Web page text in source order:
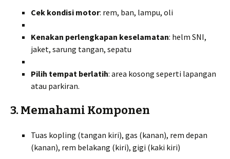
Cek kondisi motor: rem, ban, lampu, oli
Kenakan perlengkapan keselamatan: helm SNI,
jaket, sarung tangan, sepatu
Pilih tempat berlatih: area kosong seperti lapangan
atau parkiran.
3. Memahami Komponen
Tuas kopling (tangan kiri), gas (kanan), rem depan
(kanan), rem belakang (kiri), gigi (kaki kiri)